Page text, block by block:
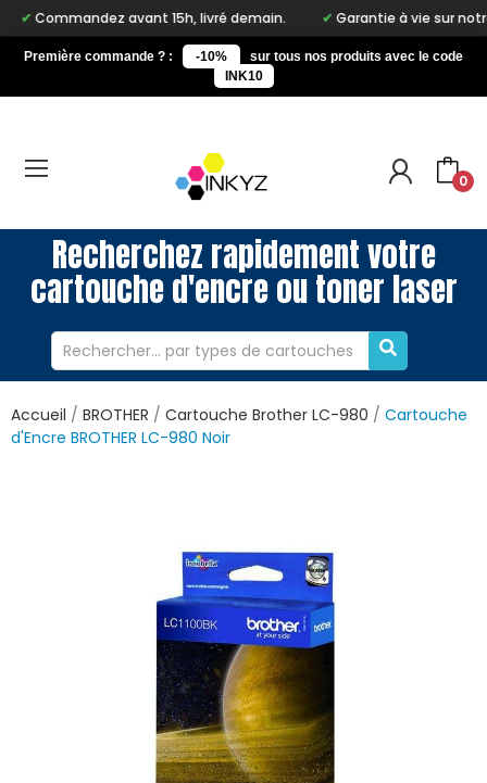
avant 15h, livré demain. Garantie à vie sur notre marque
Première commande ? : -10%
sur tous nos produits avec le code
INK10
0
Recherchez rapidement votre
cartouche d'encre ou toner laser
Accueil BROTHER Cartouche Brother LC-980
Cartouche
d'Encre BROTHER LC-980 Noir